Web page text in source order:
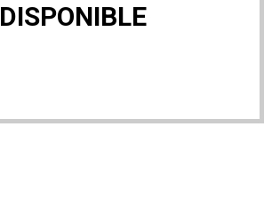
DISPONIBLE